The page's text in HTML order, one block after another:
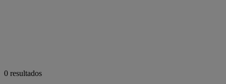
0 resultados